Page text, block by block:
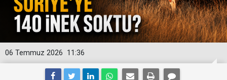
11:36
06 Temmuz 2026